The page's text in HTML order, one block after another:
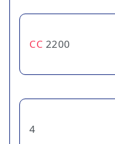
2200
CC
4